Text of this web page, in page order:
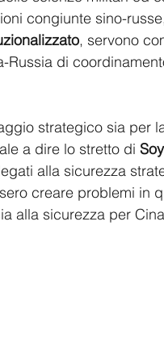
congiunte sino-
, servono
di
strategico sia per
a dire lo stretto di
alla sicurezza
creare problemi in
alla sicurezza per